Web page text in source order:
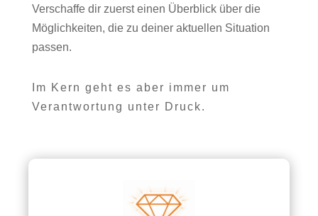
Verschaffe dir zuerst einen Überblick über die
Möglichkeiten, die zu deiner aktuellen Situation
passen.
Im Kern geht es aber immer um
Verantwortung unter Druck.